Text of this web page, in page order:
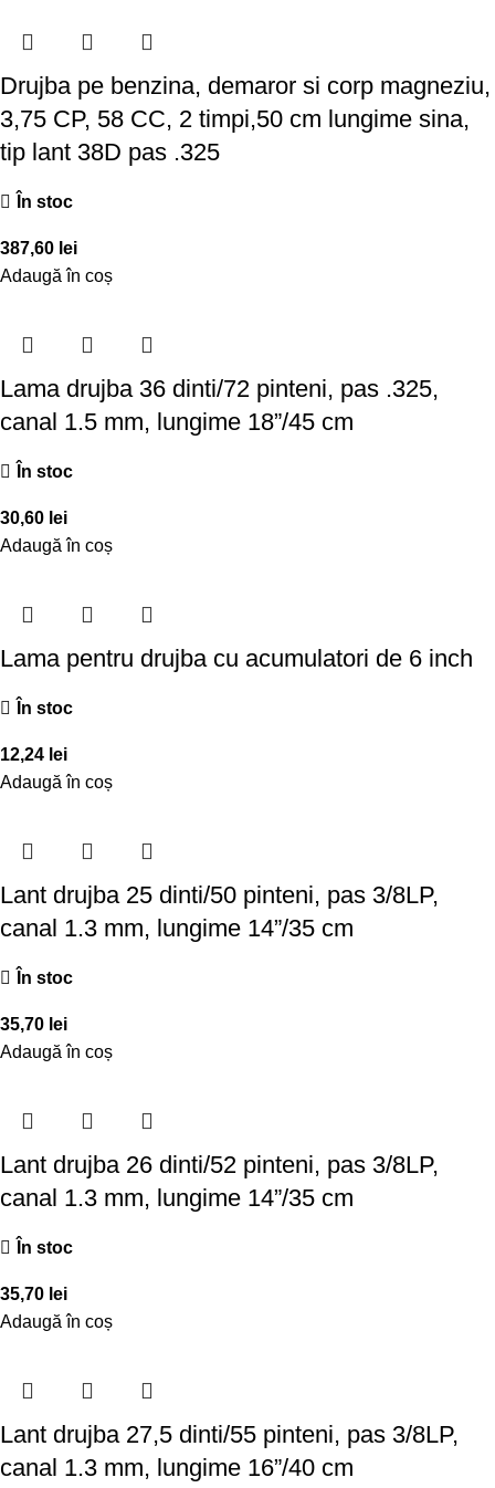
Drujba pe benzina, demaror si corp magneziu,
3,75 CP, 58 CC, 2 timpi,50 cm lungime sina,
tip lant 38D pas .325
În stoc
387,60 lei
Adaugă în coș
Lama drujba 36 dinti/72 pinteni, pas .325,
canal 1.5 mm, lungime 18”/45 cm
În stoc
30,60 lei
Adaugă în coș
Lama pentru drujba cu acumulatori de 6 inch
În stoc
12,24 lei
Adaugă în coș
Lant drujba 25 dinti/50 pinteni, pas 3/8LP,
canal 1.3 mm, lungime 14”/35 cm
În stoc
35,70 lei
Adaugă în coș
Lant drujba 26 dinti/52 pinteni, pas 3/8LP,
canal 1.3 mm, lungime 14”/35 cm
În stoc
35,70 lei
Adaugă în coș
Lant drujba 27,5 dinti/55 pinteni, pas 3/8LP,
canal 1.3 mm, lungime 16”/40 cm